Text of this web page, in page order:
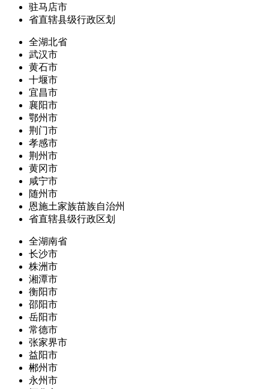
驻马店市
省直辖县级行政区划
全湖北省
武汉市
黄石市
十堰市
宜昌市
襄阳市
鄂州市
荆门市
孝感市
荆州市
黄冈市
咸宁市
随州市
恩施土家族苗族自治州
省直辖县级行政区划
全湖南省
长沙市
株洲市
湘潭市
衡阳市
邵阳市
岳阳市
常德市
张家界市
益阳市
郴州市
永州市